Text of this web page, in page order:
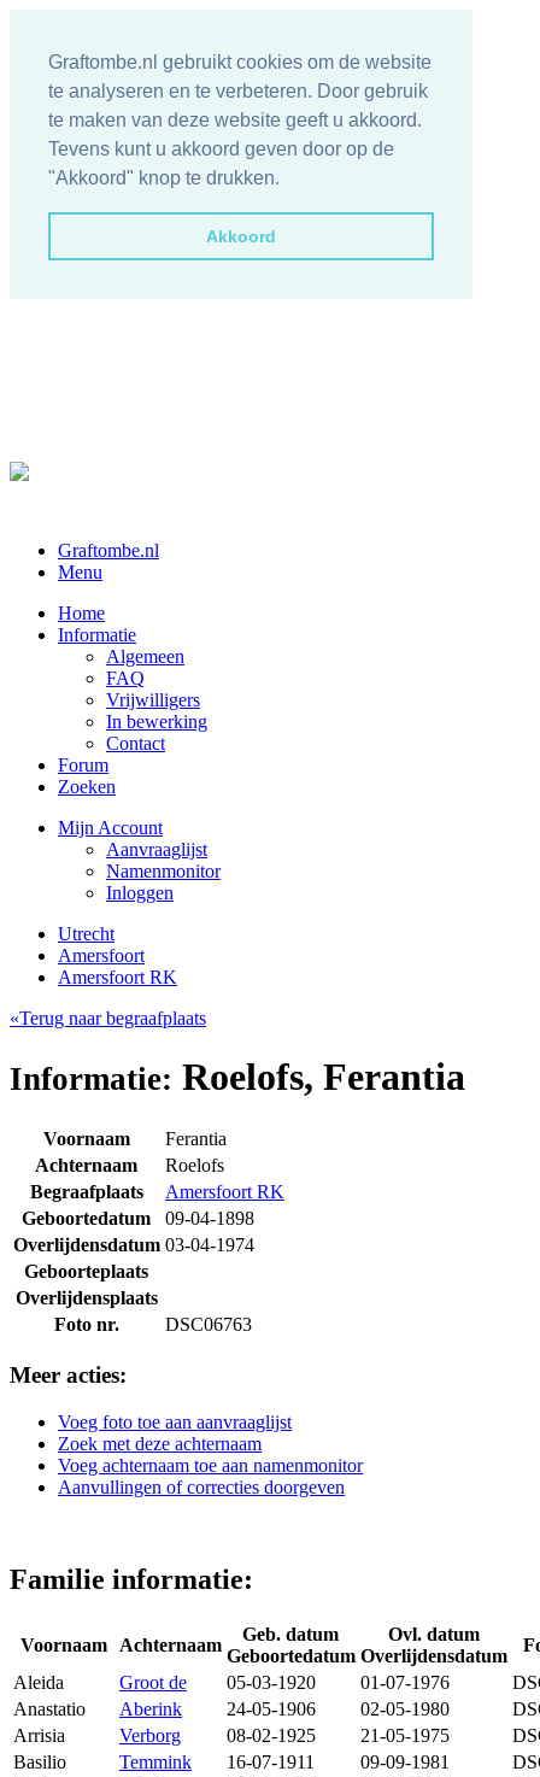
Graftombe.nl gebruikt cookies om de website
te analyseren en te verbeteren. Door gebruik
te maken van deze website geeft u akkoord.
Tevens kunt u akkoord geven door op de
"Akkoord" knop te drukken.
Akkoord
Graftombe.nl
Menu
Home
Informatie
Algemeen
FAQ
Vrijwilligers
In bewerking
Contact
Forum
Zoeken
Mijn Account
Aanvraaglijst
Namenmonitor
Inloggen
Utrecht
Amersfoort
Amersfoort RK
«Terug naar begraafplaats
Informatie: Roelofs, Ferantia
Voornaam
Ferantia
Achternaam
Roelofs
Begraafplaats
Amersfoort RK
Geboortedatum
09-04-1898
Overlijdensdatum 03-04-1974
Geboorteplaats
Overlijdensplaats
Foto nr.
DSC06763
Meer acties:
Voeg foto toe aan aanvraaglijst
Zoek met deze achternaam
Voeg achternaam toe aan namenmonitor
Aanvullingen of correcties doorgeven
Familie informatie:
Voornaam Achternaam
Geb. datum
Geboortedatum
Ovl. datum
Overlijdensdatum
Aleida
Groot de 05-03-1920 01-07-1976
Anastatio
Aberink 24-05-1906 02-05-1980
Arrisia
Verborg 08-02-1925 21-05-1975
Basilio
Temmink 16-07-1911 09-09-1981